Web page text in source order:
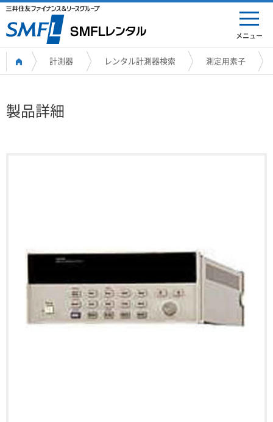
メニュー
計測器 レンタル計測器検索 測定用素子
製品詳細